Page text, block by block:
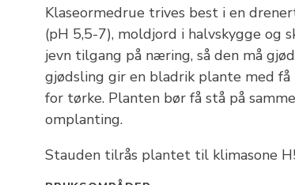
Klaseormedrue trives best i en
(pH 5,5-7), moldjord i halvskygge og
jevn tilgang på næring, så den må
gjødsling gir en bladrik plante med få
for tørke. Planten bør få stå på
omplanting.
Stauden tilrås plantet til klimasone